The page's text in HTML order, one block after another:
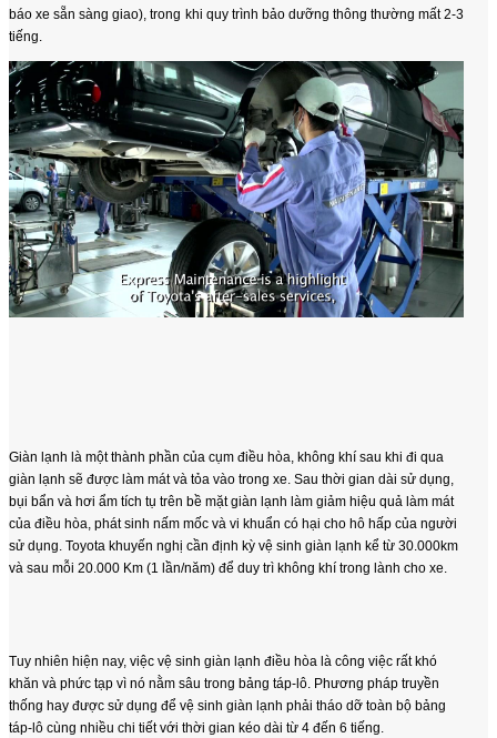
báo xe sẵn sàng giao), trong khi quy trình bảo dưỡng thông thường mất 2-3
tiếng.
Giàn lạnh là một thành phần của cụm điều hòa, không khí sau khi đi qua
giàn lạnh sẽ được làm mát và tỏa vào trong xe. Sau thời gian dài sử dụng,
bụi bẩn và hơi ẩm tích tụ trên bề mặt giàn lạnh làm giảm hiệu quả làm mát
của điều hòa, phát sinh nấm mốc và vi khuẩn có hại cho hô hấp của người
sử dụng. Toyota khuyến nghị cần định kỳ vệ sinh giàn lạnh kể từ 30.000km
và sau mỗi 20.000 Km (1 lần/năm) để duy trì không khí trong lành cho xe.
Tuy nhiên hiện nay, việc vệ sinh giàn lạnh điều hòa là công việc rất khó
khăn và phức tạp vì nó nằm sâu trong bảng táp-lô. Phương pháp truyền
thống hay được sử dụng để vệ sinh giàn lạnh phải tháo dỡ toàn bộ bảng
táp-lô cùng nhiều chi tiết với thời gian kéo dài từ 4 đến 6 tiếng.